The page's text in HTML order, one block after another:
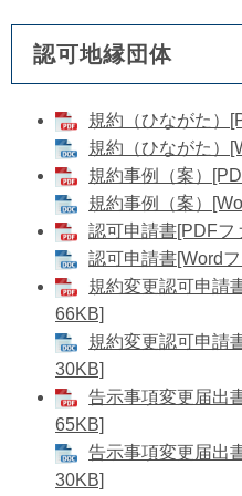
認可地縁団体
規約（ひながた）
規約（ひながた）
規約事例（案）
規約事例（案）
認可申請書[PDFフ
認可申請書​[Word
規約変更認可申請
66KB]
規約変更認可申請
30KB]
告示事項変更届出
65KB]
告示事項変更届出
30KB]